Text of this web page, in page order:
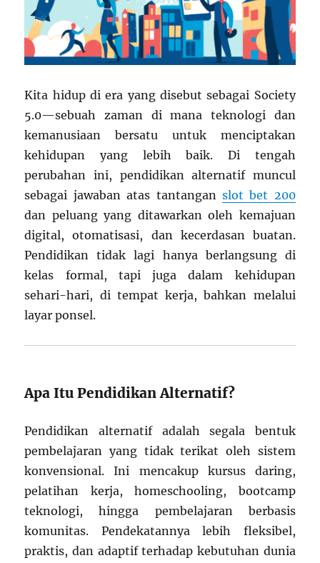
Kita hidup di era yang disebut sebagai Society
5.0—sebuah zaman di mana teknologi dan
kemanusiaan bersatu untuk menciptakan
kehidupan yang lebih baik. Di tengah
perubahan ini, pendidikan alternatif muncul
sebagai jawaban atas tantangan slot bet 200
dan peluang yang ditawarkan oleh kemajuan
digital, otomatisasi, dan kecerdasan buatan.
Pendidikan tidak lagi hanya berlangsung di
kelas formal, tapi juga dalam kehidupan
sehari-hari, di tempat kerja, bahkan melalui
layar ponsel.
Apa Itu Pendidikan Alternatif?
Pendidikan alternatif adalah segala bentuk
pembelajaran yang tidak terikat oleh sistem
konvensional. Ini mencakup kursus daring,
pelatihan kerja, homeschooling, bootcamp
teknologi, hingga pembelajaran berbasis
komunitas. Pendekatannya lebih fleksibel,
praktis, dan adaptif terhadap kebutuhan dunia